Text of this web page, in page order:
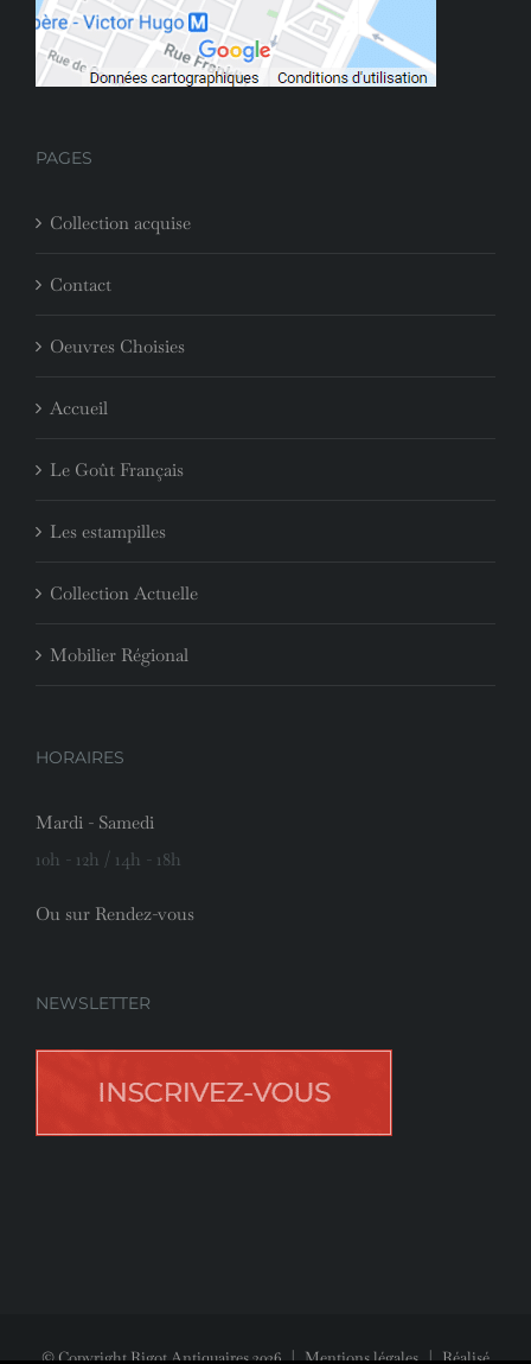
PAGES
Collection acquise
Contact
Oeuvres Choisies
Accueil
Le Goût Français
Les estampilles
Collection Actuelle
Mobilier Régional
HORAIRES
Mardi - Samedi
10h - 12h / 14h - 18h
Ou sur Rendez-vous
NEWSLETTER
© Copyright Rigot Antiquaires2026|Mentions légales| Réalisé